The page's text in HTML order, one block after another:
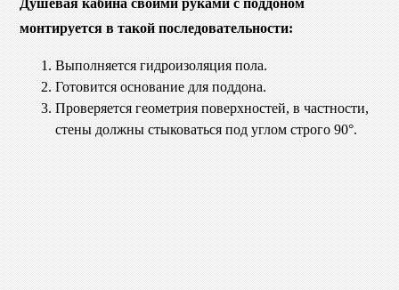
Душевая кабина своими руками с поддоном
монтируется в такой последовательности:
Выполняется гидроизоляция пола.
Готовится основание для поддона.
Проверяется геометрия поверхностей, в частности,
стены должны стыковаться под углом строго 90°.